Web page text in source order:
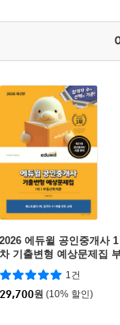
2026 에듀윌 공인중개사 1
차 기출변형 예상문제집
동산학개론
1건
29,700원 (10% 할인)